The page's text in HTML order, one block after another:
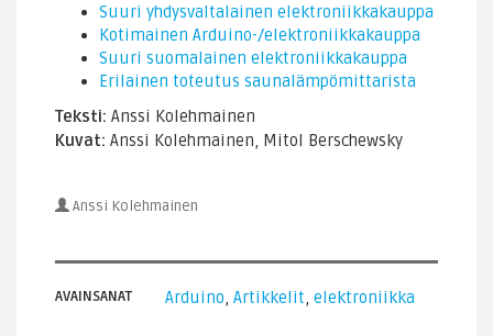
Suuri yhdysvaltalainen elektroniikkakauppa
Kotimainen Arduino-/elektroniikkakauppa
Suuri suomalainen elektroniikkakauppa
Erilainen toteutus saunalämpömittarista
Teksti: Anssi Kolehmainen
Kuvat: Anssi Kolehmainen, Mitol Berschewsky
Anssi Kolehmainen
AVAINSANAT Arduino, Artikkelit, elektroniikka